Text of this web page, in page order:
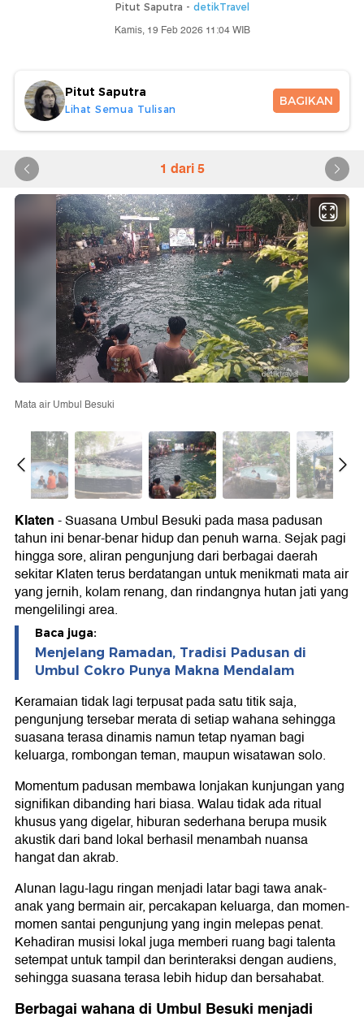
Pitut Saputra - detikTravel
Kamis, 19 Feb 2026 11:04 WIB
Pitut Saputra
Lihat Semua Tulisan
BAGIKAN
1 dari 5
Mata air Umbul Besuki
Klaten- Suasana Umbul Besuki pada masa padusan
tahun ini benar-benar hidup dan penuh warna. Sejak pagi
hingga sore, aliran pengunjung dari berbagai daerah
sekitar Klaten terus berdatangan untuk menikmati mata air
yang jernih, kolam renang, dan rindangnya hutan jati yang
mengelilingi area.
Baca juga:
Menjelang Ramadan, Tradisi Padusan di
Umbul Cokro Punya Makna Mendalam
Keramaian tidak lagi terpusat pada satu titik saja,
pengunjung tersebar merata di setiap wahana sehingga
suasana terasa dinamis namun tetap nyaman bagi
keluarga, rombongan teman, maupun wisatawan solo.
Momentum padusan membawa lonjakan kunjungan yang
signifikan dibanding hari biasa. Walau tidak ada ritual
khusus yang digelar, hiburan sederhana berupa musik
akustik dari band lokal berhasil menambah nuansa
hangat dan akrab.
Alunan lagu-lagu ringan menjadi latar bagi tawa anak-
anak yang bermain air, percakapan keluarga, dan momen-
momen santai pengunjung yang ingin melepas penat.
Kehadiran musisi lokal juga memberi ruang bagi talenta
setempat untuk tampil dan berinteraksi dengan audiens,
sehingga suasana terasa lebih hidup dan bersahabat.
Berbagai wahana di Umbul Besuki menjadi